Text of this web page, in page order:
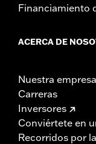
Financiamiento
ACERCA DE
Nuestra empresa
Carreras
Inversores
Conviértete en
Recorridos por